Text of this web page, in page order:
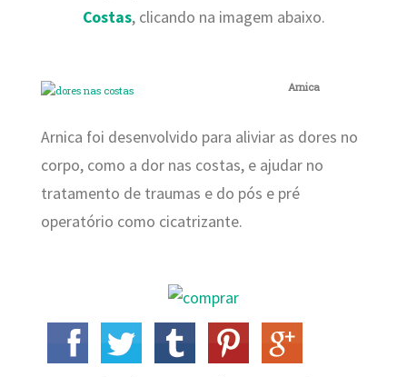
Costas, clicando na imagem abaixo.
Arnica
Arnica foi desenvolvido para aliviar as dores no
corpo, como a dor nas costas, e ajudar no
tratamento de traumas e do pós e pré
operatório como cicatrizante.